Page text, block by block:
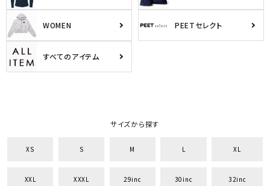
WOMEN PEETセレクト
すべてのアイテム
サイズから探す
XS S M L XL
XXL XXXL 29inc 30inc 32inc